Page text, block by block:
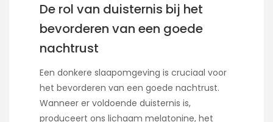
De rol van duisternis bij het
bevorderen van een goede
nachtrust
Een donkere slaapomgeving is cruciaal voor
het bevorderen van een goede nachtrust.
Wanneer er voldoende duisternis is,
produceert ons lichaam melatonine, het